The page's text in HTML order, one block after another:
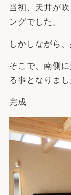
当初、天井が
ングでした。
しかしながら
そこで、南側
る事となりまし
完成